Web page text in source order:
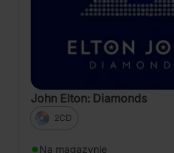
John Elton: Diamonds
2CD
Na magazynie